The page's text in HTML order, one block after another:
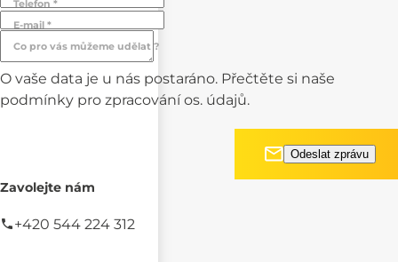
Telefon *
E-mail *
Co pro vás můžeme udělat ?
O vaše data je u nás postaráno. Přečtěte si naše
podmínky pro zpracování os. údajů.
Zavolejte nám
+420 544 224 312